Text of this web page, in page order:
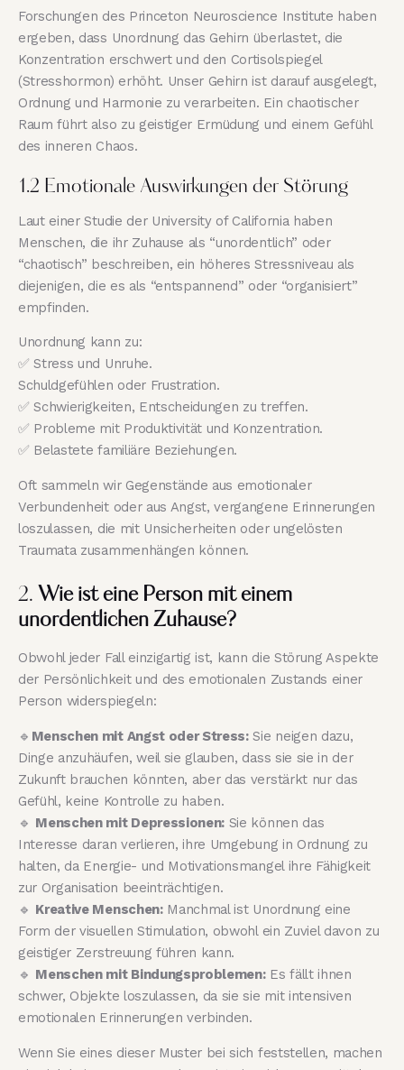
Forschungen des Princeton Neuroscience Institute haben
ergeben, dass Unordnung das Gehirn überlastet, die
Konzentration erschwert und den Cortisolspiegel
(Stresshormon) erhöht. Unser Gehirn ist darauf ausgelegt,
Ordnung und Harmonie zu verarbeiten. Ein chaotischer
Raum führt also zu geistiger Ermüdung und einem Gefühl
des inneren Chaos.
1.2 Emotionale Auswirkungen der Störung
Laut einer Studie der University of California haben
Menschen, die ihr Zuhause als “unordentlich” oder
“chaotisch” beschreiben, ein höheres Stressniveau als
diejenigen, die es als “entspannend” oder “organisiert”
empfinden.
Unordnung kann zu:
✅ Stress und Unruhe.
Schuldgefühlen oder Frustration.
✅ Schwierigkeiten, Entscheidungen zu treffen.
✅ Probleme mit Produktivität und Konzentration.
✅ Belastete familiäre Beziehungen.
Oft sammeln wir Gegenstände aus emotionaler
Verbundenheit oder aus Angst, vergangene Erinnerungen
loszulassen, die mit Unsicherheiten oder ungelösten
Traumata zusammenhängen können.
2. Wie ist eine Person mit einem
unordentlichen Zuhause?
Obwohl jeder Fall einzigartig ist, kann die Störung Aspekte
der Persönlichkeit und des emotionalen Zustands einer
Person widerspiegeln:
🔹 Menschen mit Angst oder Stress:Sie neigen dazu,
Dinge anzuhäufen, weil sie glauben, dass sie sie in der
Zukunft brauchen könnten, aber das verstärkt nur das
Gefühl, keine Kontrolle zu haben.
🔹 Menschen mit Depressionen: Sie können das
Interesse daran verlieren, ihre Umgebung in Ordnung zu
halten, da Energie- und Motivationsmangel ihre Fähigkeit
zur Organisation beeinträchtigen.
🔹 Kreative Menschen:Manchmal ist Unordnung eine
Form der visuellen Stimulation, obwohl ein Zuviel davon zu
geistiger Zerstreuung führen kann.
🔹 Menschen mit Bindungsproblemen:Es fällt ihnen
schwer, Objekte loszulassen, da sie sie mit intensiven
emotionalen Erinnerungen verbinden.
Wenn Sie eines dieser Muster bei sich feststellen, machen